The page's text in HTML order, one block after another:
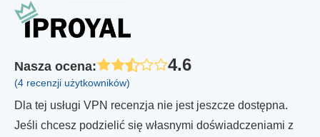
Nasza ocena: 4.6
(4 recenzji użytkowników)
Dla tej usługi VPN recenzja nie jest jeszcze dostępna.
Jeśli chcesz podzielić się własnymi doświadczeniami z